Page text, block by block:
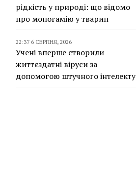
рідкість у природі: що відомо
про моногамію у тварин
22:37 6 СЕРПНЯ, 2026
Учені вперше створили
життєздатні віруси за
допомогою штучного інтелекту